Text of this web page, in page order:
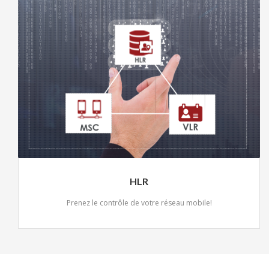
HLR
Prenez le contrôle de votre réseau mobile!